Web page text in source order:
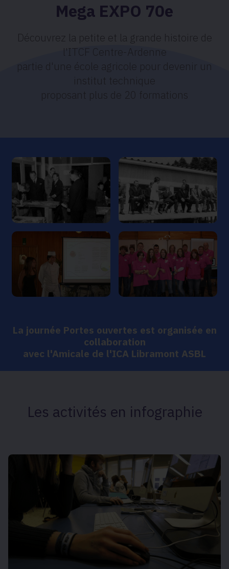
Mega EXPO 70e
Découvrez la petite et la grande histoire de
l'ITCF Centre-Ardenne
partie d'une école agricole pour devenir un
institut technique
proposant plus de 20 formations
La journée Portes ouvertes est organisée en
collaboration
avec l'Amicale de l'ICA Libramont ASBL
Les activités en infographie